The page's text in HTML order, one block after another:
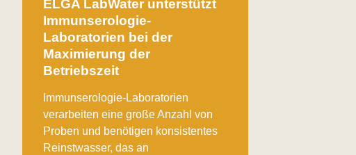
ELGA LabWater unterstützt
Immunserologie-
Laboratorien bei der
Maximierung der
Betriebszeit
Immunserologie-Laboratorien
verarbeiten eine große Anzahl von
Proben und benötigen konsistentes
Reinstwasser, das an